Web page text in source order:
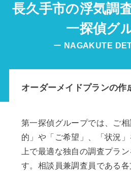
長久手市の浮気調
一探偵グ
ー NAGAKUTE
オーダーメイドプランの作
第一探偵グループでは、ご
的」や「ご希望」、「状況
上で最適な独自の調査プラ
す。相談員兼調査員である